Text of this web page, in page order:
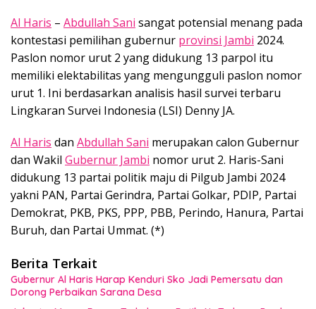
Al Haris – Abdullah Sani sangat potensial menang pada
kontestasi pemilihan gubernur provinsi Jambi 2024.
Paslon nomor urut 2 yang didukung 13 parpol itu
memiliki elektabilitas yang mengungguli paslon nomor
urut 1. Ini berdasarkan analisis hasil survei terbaru
Lingkaran Survei Indonesia (LSI) Denny JA.
Al Haris dan Abdullah Sani merupakan calon Gubernur
dan Wakil Gubernur Jambi nomor urut 2. Haris-Sani
didukung 13 partai politik maju di Pilgub Jambi 2024
yakni PAN, Partai Gerindra, Partai Golkar, PDIP, Partai
Demokrat, PKB, PKS, PPP, PBB, Perindo, Hanura, Partai
Buruh, dan Partai Ummat. (*)
Berita Terkait
Gubernur Al Haris Harap Kenduri Sko Jadi Pemersatu dan
Dorong Perbaikan Sarana Desa